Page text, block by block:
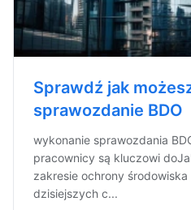
Sprawdź jak
sprawozdanie BDO
wykonanie sprawozdania
pracownicy są kluczowi
zakresie ochrony
dzisiejszych c...